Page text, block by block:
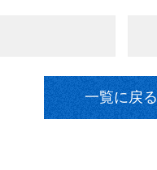
一覧に戻る